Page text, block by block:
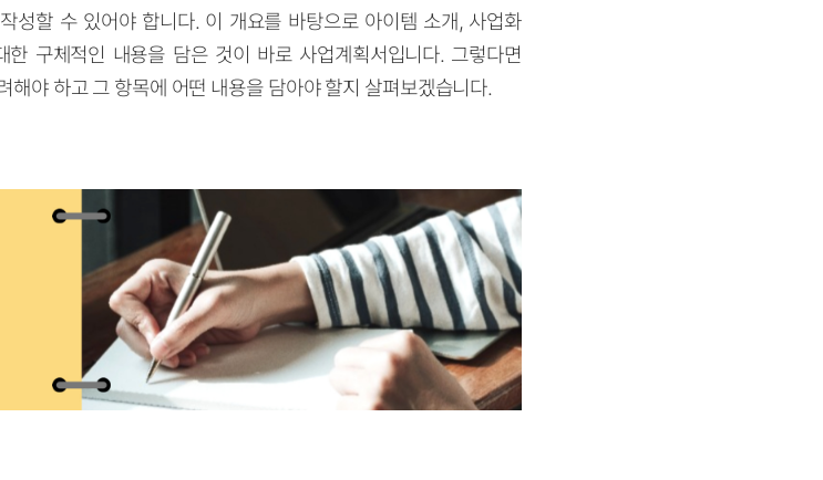
성할 수 있어야 합니다. 이 개요를 바탕으로 아이템 소개, 사업화
구체적인 내용을 담은 것이 바로 사업계획서입니다. 그렇다면
해야 하고 그 항목에 어떤 내용을 담아야 할지 살펴보겠습니다.